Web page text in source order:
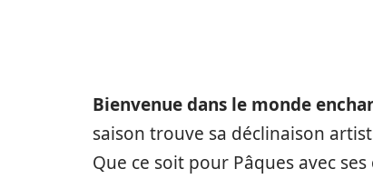
Bienvenue dans le monde
saison trouve sa déclinaison
Que ce soit pour Pâques avec